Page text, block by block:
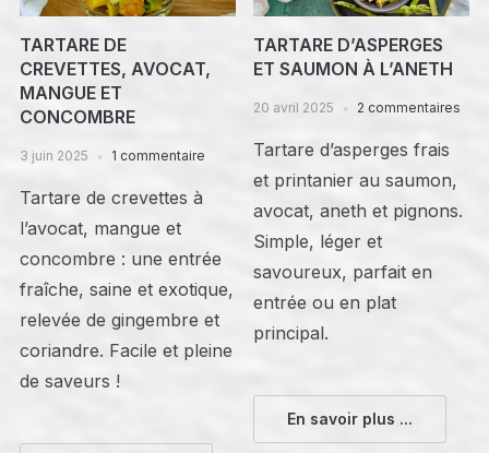
TARTARE DE
CREVETTES, AVOCAT,
MANGUE ET
CONCOMBRE
3 juin 2025 1 commentaire
Tartare de crevettes à
l’avocat, mangue et
concombre : une entrée
fraîche, saine et exotique,
relevée de gingembre et
coriandre. Facile et pleine
de saveurs !
TARTARE D’ASPERGES
ET SAUMON À L’ANETH
20 avril 2025 2 commentaires
Tartare d’asperges frais
et printanier au saumon,
avocat, aneth et pignons.
Simple, léger et
savoureux, parfait en
entrée ou en plat
principal.
En savoir plus ...